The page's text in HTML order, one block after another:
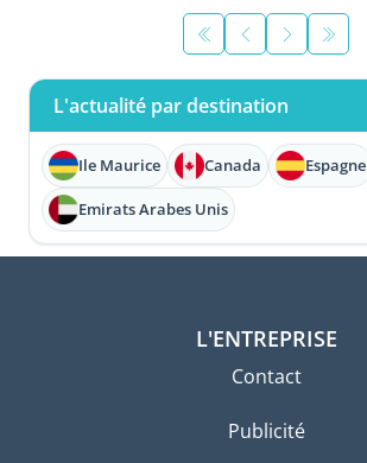
L'actualité par destination
Ile Maurice Canada Espagne
Emirats Arabes Unis
L'ENTREPRISE
Contact
Publicité